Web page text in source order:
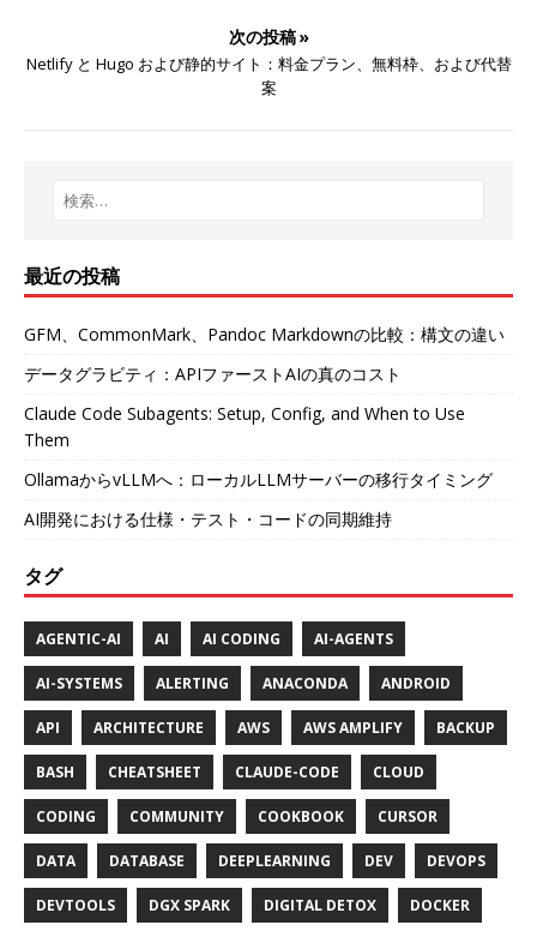
次の投稿 »
Netlify と Hugo および静的サイト：料金プラン、無料枠、および代替
案
最近の投稿
GFM、CommonMark、Pandoc Markdownの比較：構文の違い
データグラビティ：APIファーストAIの真のコスト
Claude Code Subagents: Setup, Config, and When to Use
Them
OllamaからvLLMへ：ローカルLLMサーバーの移行タイミング
AI開発における仕様・テスト・コードの同期維持
タグ
AGENTIC-AI AI AI CODING AI-AGENTS
AI-SYSTEMS ALERTING ANACONDA ANDROID
API ARCHITECTURE AWS AWS AMPLIFY BACKUP
BASH CHEATSHEET CLAUDE-CODE CLOUD
CODING COMMUNITY COOKBOOK CURSOR
DATA DATABASE DEEPLEARNING DEV DEVOPS
DEVTOOLS DGX SPARK DIGITAL DETOX DOCKER